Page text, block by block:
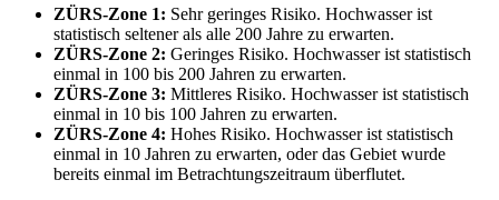
ZÜRS-Zone 1: Sehr geringes Risiko. Hochwasser ist
statistisch seltener als alle 200 Jahre zu erwarten.
ZÜRS-Zone 2: Geringes Risiko. Hochwasser ist statistisch
einmal in 100 bis 200 Jahren zu erwarten.
ZÜRS-Zone 3: Mittleres Risiko. Hochwasser ist statistisch
einmal in 10 bis 100 Jahren zu erwarten.
ZÜRS-Zone 4: Hohes Risiko. Hochwasser ist statistisch
einmal in 10 Jahren zu erwarten, oder das Gebiet wurde
bereits einmal im Betrachtungszeitraum überflutet.